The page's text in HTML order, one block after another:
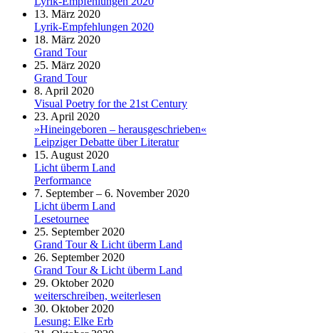
13. März 2020
Lyrik-Empfehlungen 2020
18. März 2020
Grand Tour
25. März 2020
Grand Tour
8. April 2020
Visual Poetry for the 21st Century
23. April 2020
»Hineingeboren – herausgeschrieben«
Leipziger Debatte über Literatur
15. August 2020
Licht überm Land
Performance
7. September – 6. November 2020
Licht überm Land
Lesetournee
25. September 2020
Grand Tour & Licht überm Land
26. September 2020
Grand Tour & Licht überm Land
29. Oktober 2020
weiterschreiben, weiterlesen
30. Oktober 2020
Lesung: Elke Erb